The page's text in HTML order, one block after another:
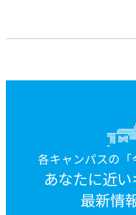
各キャンパスの「
あなたに近
最新情